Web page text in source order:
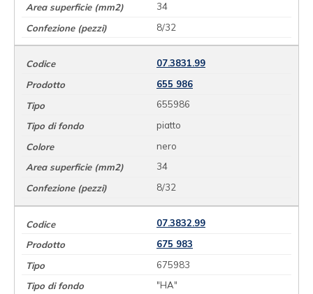
34
8/32
07.3831.99
655 986
655986
piatto
nero
34
8/32
07.3832.99
675 983
675983
"HA"